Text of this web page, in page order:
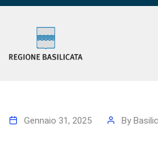
Gennaio 31, 2025 By